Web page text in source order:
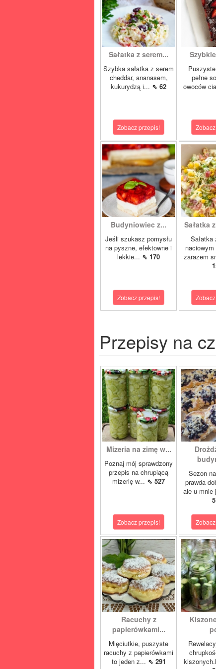
Sałatka z serem...
Szybka sałatka z serem
cheddar, ananasem,
kukurydzą i... ⇖ 62
Zobacz przepis!
pełne
owoców
Budyniowiec z...
Jeśli szukasz pomysłu
na pyszne, efektowne i
lekkie... ⇖ 170
Zobacz przepis!
Sałatka
Sałatka
zarazem
Przepisy na
Mizeria na zimę w...
Poznaj mój sprawdzony
przepis na chrupiącą
mizerię w... ⇖ 527
Zobacz przepis!
Sezon
prawda
ale u mnie
Racuchy z
papierówkami...
Mięciutkie, puszyste
racuchy z papierówkami
to jeden z... ⇖ 291